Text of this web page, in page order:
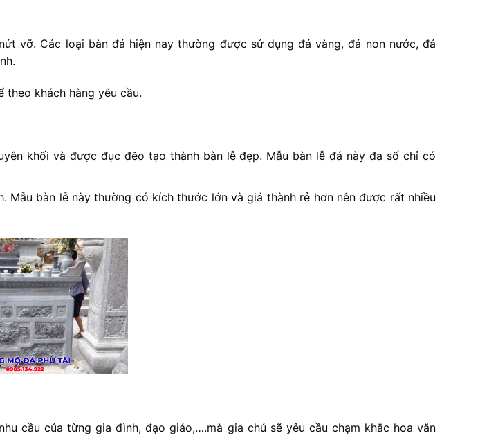
vỡ. Các loại bàn đá hiện nay thường được sử dụng đá vàng, đá non nước, đá
theo khách hàng yêu cầu.
khối và được đục đẽo tạo thành bàn lễ đẹp. Mẫu bàn lễ đá này đa số chỉ có
Mẫu bàn lễ này thường có kích thước lớn và giá thành rẻ hơn nên được rất nhiều
cầu của từng gia đình, đạo giáo,….mà gia chủ sẽ yêu cầu chạm khắc hoa văn